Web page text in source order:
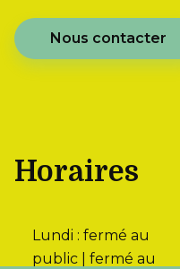
Nous contacter
Horaires
Lundi : fermé au
public | fermé au